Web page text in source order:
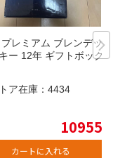
レミアム ブレンデッド
ー 12年 ギフトボック
ア在庫： 4434
10955
カートに入れる